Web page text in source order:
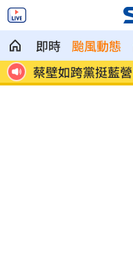
即時 颱風動態
不
洋將831大限倒
試